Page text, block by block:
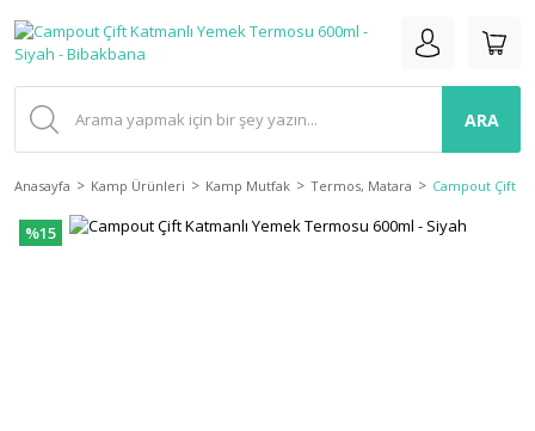
ARA
Anasayfa Kamp Ürünleri Kamp Mutfak Termos, Matara Campout Çift
%15